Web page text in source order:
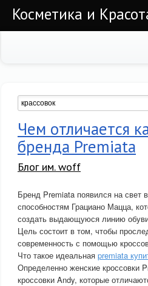
Косметика и
Чем отличается
бренда Premiata
Блог им. woff
Бренд Premiata появился на свет
способностям Грациано Мацца,
создать выдающуюся линию
Цель состоит в том, чтобы
современность с помощью
Что такое идеальная premiata
Определенно женские кроссовки
кроссовки Andy, которые